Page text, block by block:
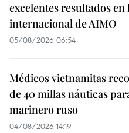
excelentes resultados en
internacional de AIMO
05/08/2026 06:54
Médicos vietnamitas
de 40 millas náuticas
marinero ruso
04/08/2026 14:19